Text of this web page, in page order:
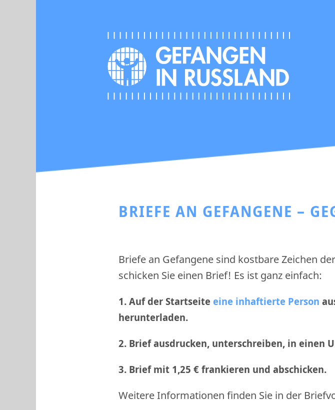
BRIEFE AN GEFANGENE –
Briefe an Gefangene sind kostbare Zeichen
schicken Sie einen Brief! Es ist ganz einfach:
1. Auf der Startseite eine inhaftierte Person
herunterladen.
2. Brief ausdrucken, unterschreiben, in einen
3. Brief mit 1,25 € frankieren und abschicken.
Weitere Informationen finden Sie in der